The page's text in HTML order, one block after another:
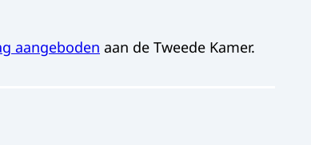
aangeboden aan de Tweede Kamer.